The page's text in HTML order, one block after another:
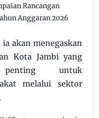
Rancangan
Anggaran 2026
akan menegaskan
Kota Jambi yang
untuk
melalui sektor